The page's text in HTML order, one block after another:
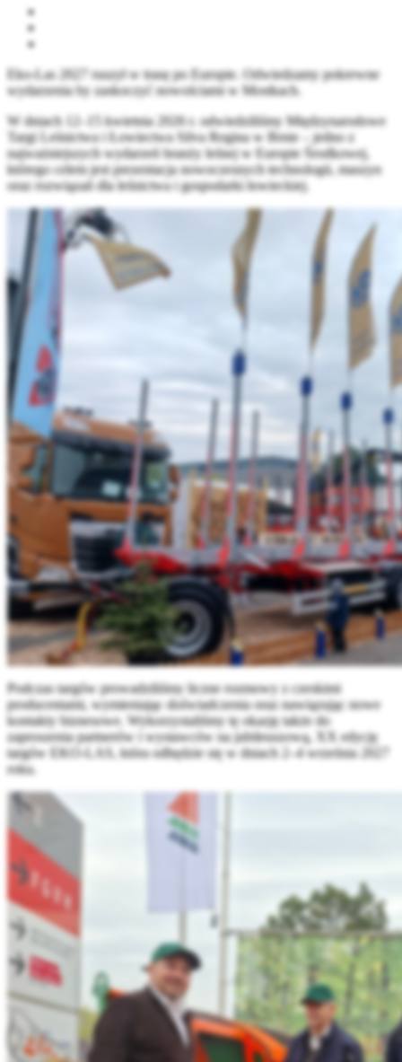
Eko-Las 2027 ruszył w trasę po Europie. Odwiedzamy pokrewne
wydarzenia by zaskoczyć nowościami w Mostkach.
W dniach 12–15 kwietnia 2026 r. odwiedziliśmy Międzynarodowe
Targi Leśnictwa i Łowiectwa Silva Regina w Brnie – jedno z
najważniejszych wydarzeń branży leśnej w Europie Środkowej,
którego celem jest prezentacja nowoczesnych technologii, maszyn
oraz rozwiązań dla leśnictwa i gospodarki łowieckiej.
Podczas targów prowadziliśmy liczne rozmowy z czeskimi
producentami, wymieniając doświadczenia oraz nawiązując nowe
kontakty biznesowe. Wykorzystaliśmy tę okazję także do
zaproszenia partnerów i wystawców na jubileuszową, XX edycję
targów EKO-LAS, która odbędzie się w dniach 2–4 września 2027
roku.